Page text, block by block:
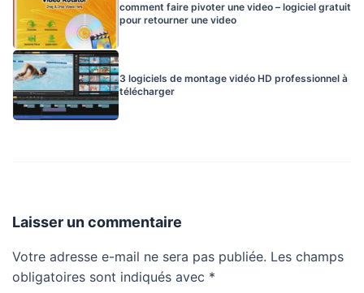
comment faire pivoter une video – logiciel gratuit
pour retourner une video
3 logiciels de montage vidéo HD professionnel à
télécharger
Laisser un commentaire
Votre adresse e-mail ne sera pas publiée. Les champs
obligatoires sont indiqués avec *